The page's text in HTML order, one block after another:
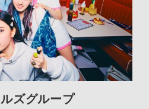
ズグループ